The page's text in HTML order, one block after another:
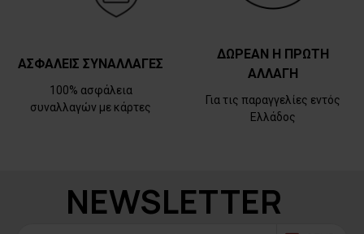
ΑΣΦΑΛΕΙΣ ΣΥΝΑΛΛΑΓΕΣ
100% ασφάλεια
συναλλαγών με κάρτες
ΔΩΡΕΑΝ Η ΠΡΩΤΗ
ΑΛΛΑΓΗ
Για τις παραγγελίες εντός
Ελλάδος
NEWSLETTER